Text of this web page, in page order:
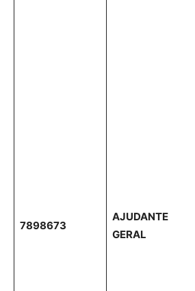
7898673
AJUDANTE
GERAL